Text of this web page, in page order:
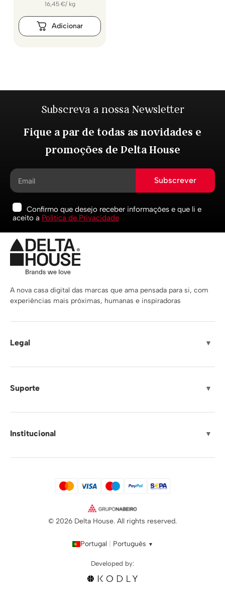
16,45 €/ kg
Subscreva a nossa Newsletter
Fique a par de todas as novidades e
promoções de Delta House
Subscrever
Confirmo que desejo receber informações e que li e
aceito a Política de Privacidade
A nova casa digital das marcas que ama pensada para si, com
experiências mais próximas, humanas e inspiradoras
Legal ▼
Suporte ▼
Institucional ▼
© 2026 Delta House. All rights reserved.
Portugal Português ▼
Developed by: